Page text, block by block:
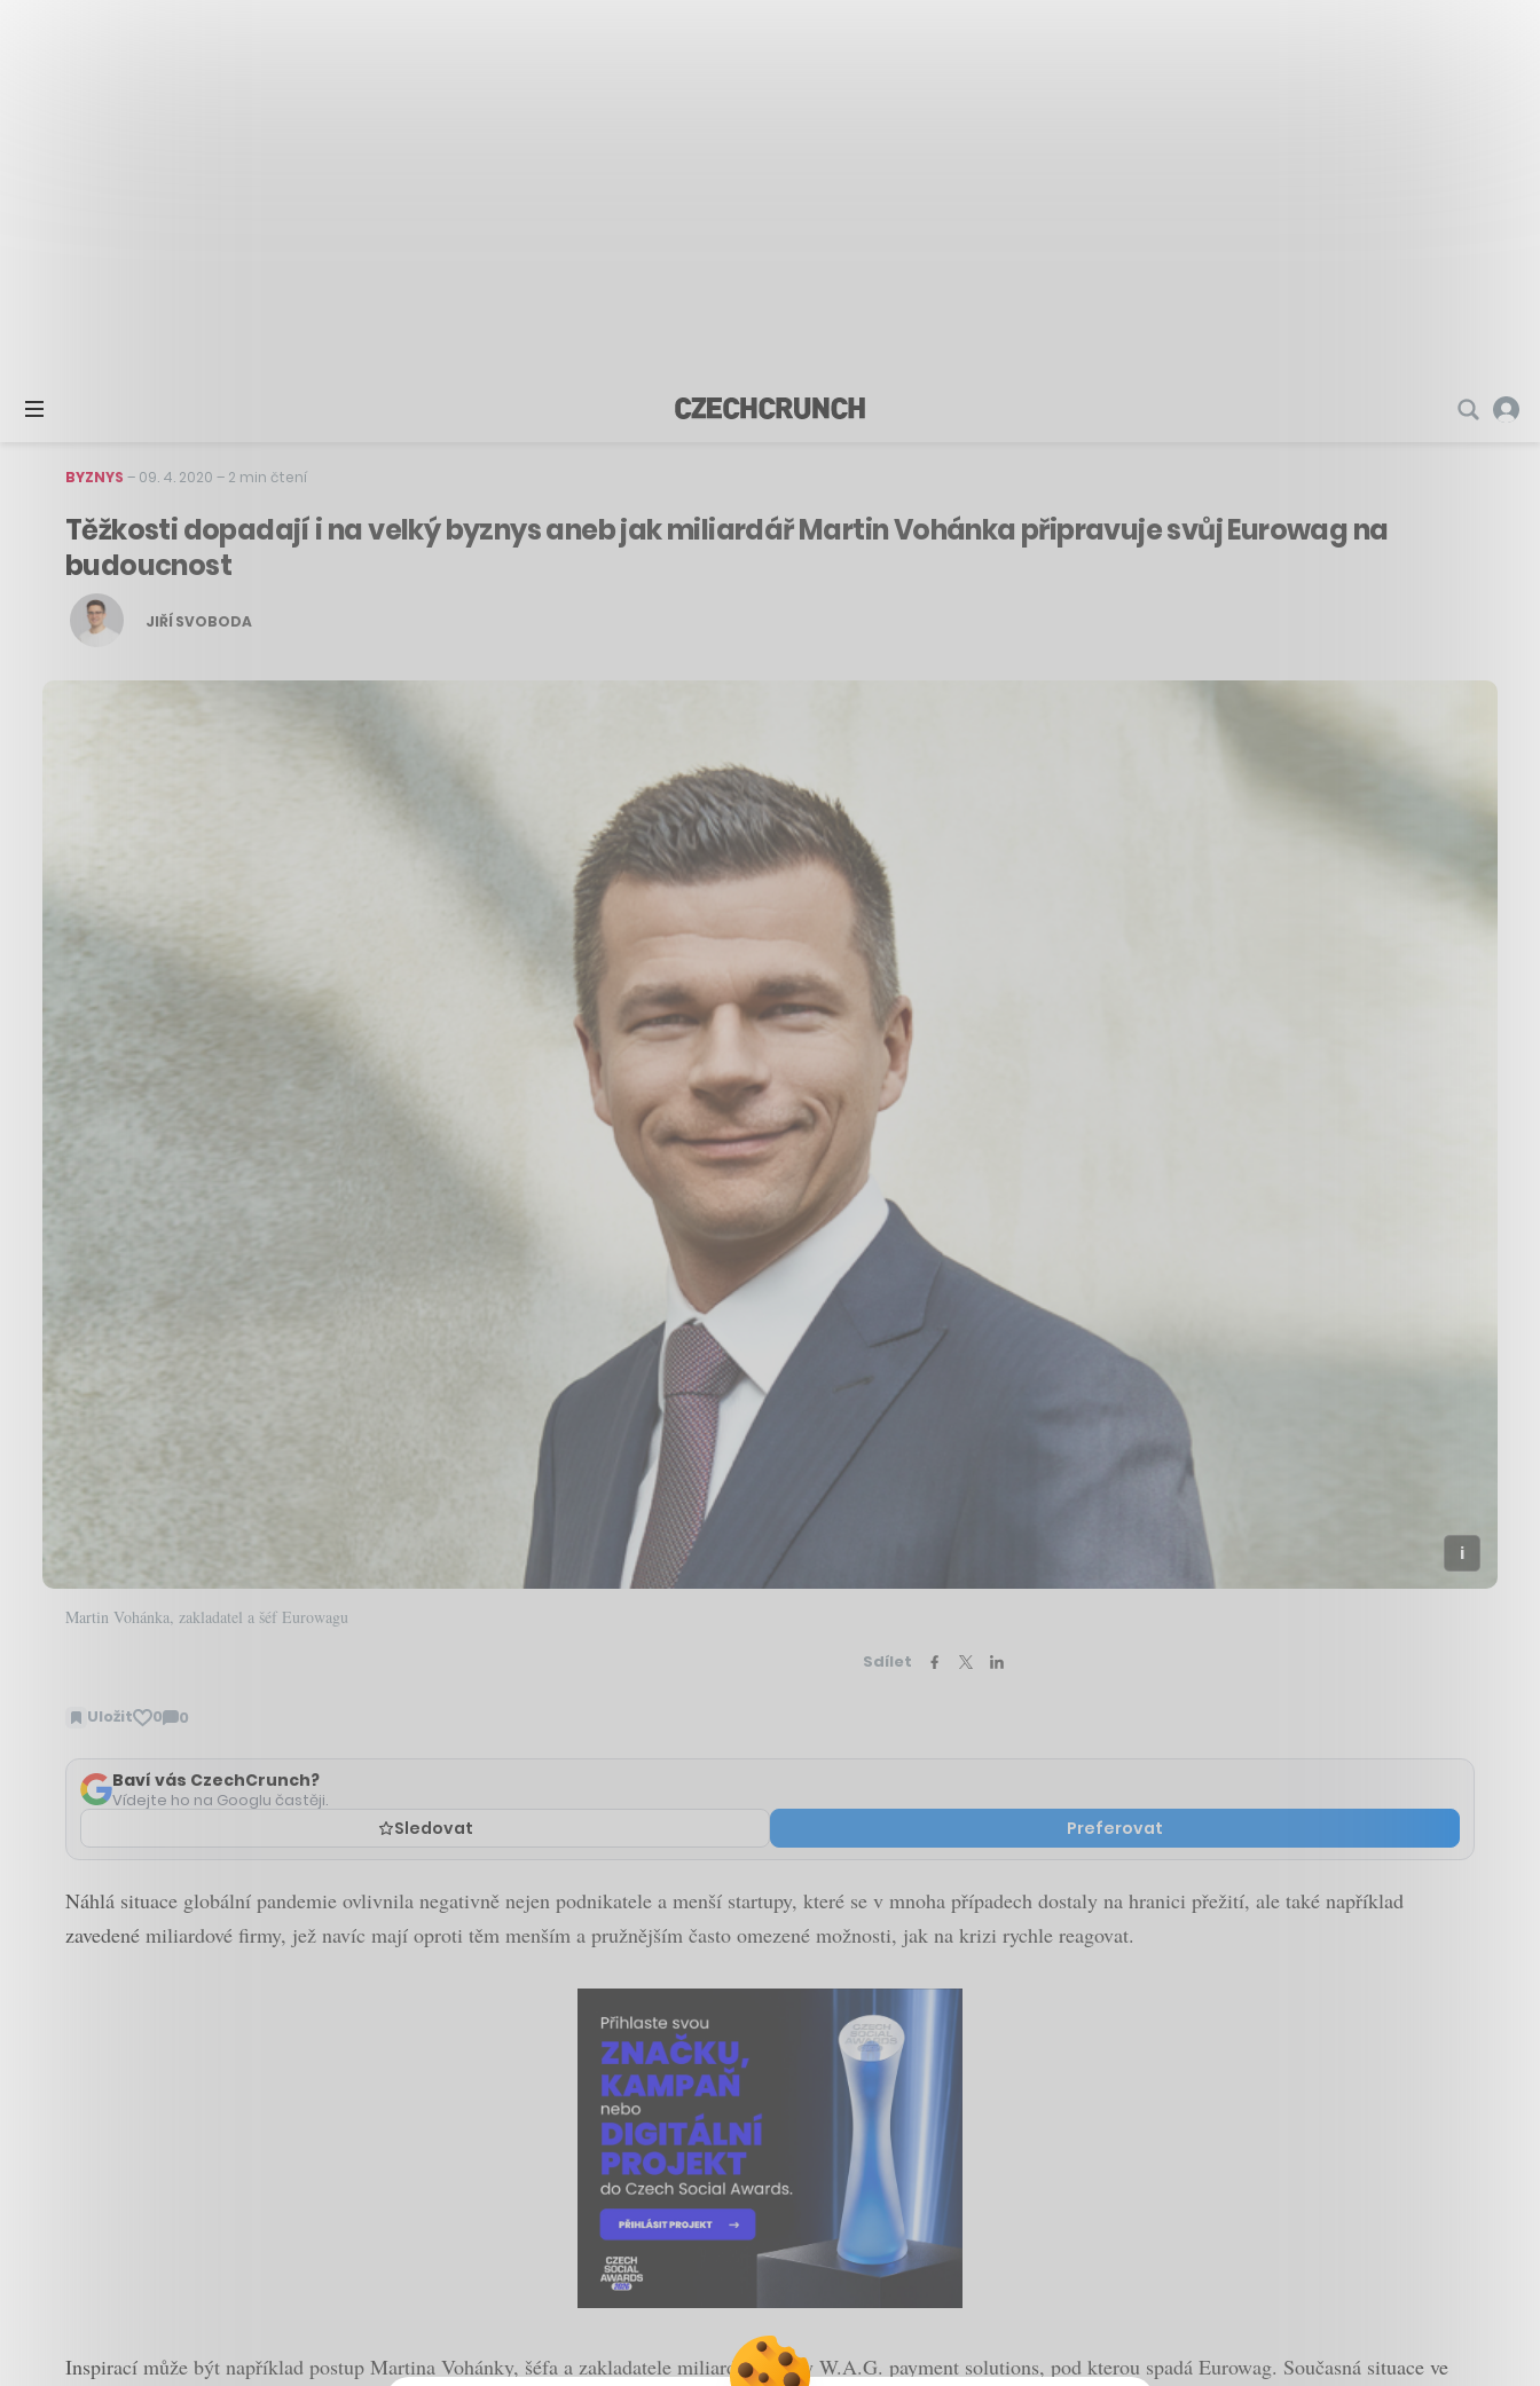
BYZNYS – 09. 4. 2020 – 2 min čtení
Těžkosti dopadají i na velký byznys aneb jak miliardář Martin Vohánka připravuje svůj Eurowag na
budoucnost
JIŘÍ SVOBODA
Martin Vohánka, zakladatel a šéf Eurowagu
Sdílet
Uložit 0 0
Zobrazit
Baví vás CzechCrunch?
Vídejte ho na Googlu častěji.
Sledovat Preferovat
Náhlá situace globální pandemie ovlivnila negativně nejen podnikatele a menší startupy, které se v mnoha případech dostaly na hranici přežití, ale také například
zavedené miliardové firmy, jež navíc mají oproti těm menším a pružnějším často omezené možnosti, jak na krizi rychle reagovat.
Inspirací může být například postup Martina Vohánky, šéfa a zakladatele miliardové firmy W.A.G. payment solutions, pod kterou spadá Eurowag. Současná situace ve